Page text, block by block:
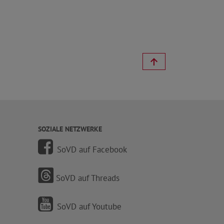
SOZIALE NETZWERKE
SoVD auf Facebook
SoVD auf Threads
SoVD auf Youtube